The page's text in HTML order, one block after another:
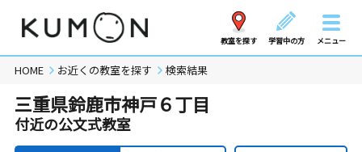
教室を探す 学習中の方 メニュー
HOME お近くの教室を探す 検索結果
三重県鈴鹿市神戸６丁目
付近の公文式教室